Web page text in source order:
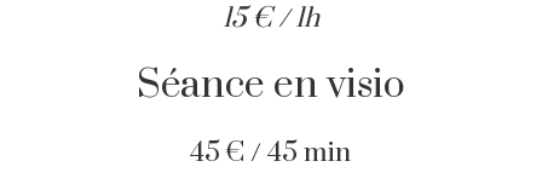
15 € / 1h
Séance en visio
45 € / 45 min